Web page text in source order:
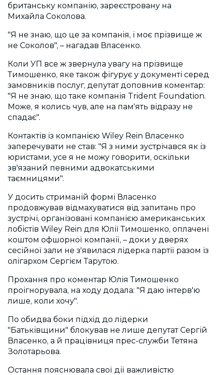
британську компанію, зареєстровану на
Михайла Соколова.
"Я не знаю, що це за компанія, і моє прізвище ж
не Соколов", – нагадав Власенко.
Коли УП все ж звернула увагу на прізвище
Тимошенко, яке також фігурує у документі серед
замовників послуг, депутат доповнив коментар:
"Я не знаю, що таке компанія Trident Foundation.
Може, я колись чув, але на пам'ять відразу не
спадає".
Контактів із компанією Wiley Rein Власенко
заперечувати не став: "Я з ними зустрічався як із
юристами, усе я не можу говорити, оскільки
зв'язаний певними адвокатськими
таємницями".
У досить стриманій формі Власенко
продовжував відмахуватися від запитань про
зустрічі, організовані компанією американських
лобістів Wiley Rein для Юлії Тимошенко, оплачені
коштом офшорної компанії, – доки у дверях
сесійної зали не з'явилася лідерка партії разом із
олігархом Сергієм Тарутою.
Прохання про коментар Юлія Тимошенко
проігнорувала, на ходу додала: "Я даю інтерв'ю
лише, коли хочу".
По обидва боки підхід до лідерки
"Батьківщини" блокував не лише депутат Сергій
Власенко, а й працівниця прес-служби Тетяна
Золотарьова.
Остання пояснювала свої дії важливістю